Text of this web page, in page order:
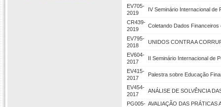
EV705-
2019
IV Seminário Internacional de
CR439-
2019
Coletando Dados
EV795-
2018
UNIDOS CONTRA A
EV604-
2017
II Seminário Internacional de
EV415-
2017
Palestra sobre Educação
EV454-
2017
ANÁLISE DE SOLVÊNCIA
PG005- AVALIAÇÃO DAS PRÁTICAS